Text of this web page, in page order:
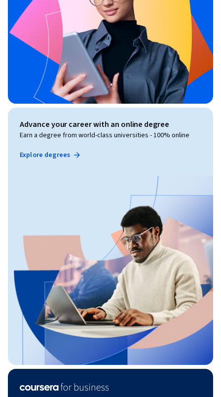
Advance your career with an online degree
Earn a degree from world-class universities - 100% online
Explore degrees